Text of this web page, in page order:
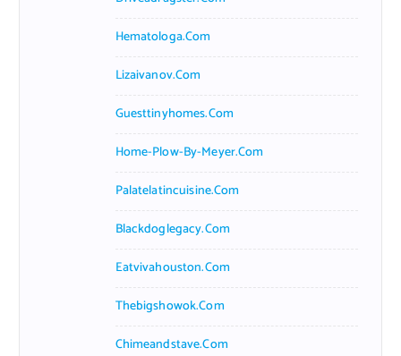
Hematologa.com
Lizaivanov.com
Guesttinyhomes.com
Home-Plow-By-Meyer.com
Palatelatincuisine.com
Blackdoglegacy.com
Eatvivahouston.com
Thebigshowok.com
Chimeandstave.com